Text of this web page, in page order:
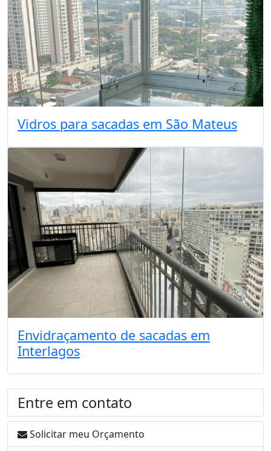
Vidros para sacadas em São Mateus
Envidraçamento de sacadas em
Interlagos
Entre em contato
Solicitar meu Orçamento